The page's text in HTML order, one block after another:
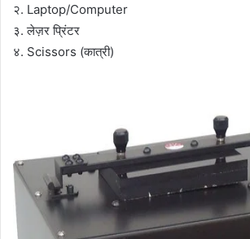
२. Laptop/Computer
३. लेज़र प्रिंटर
४. Scissors (कात्री)